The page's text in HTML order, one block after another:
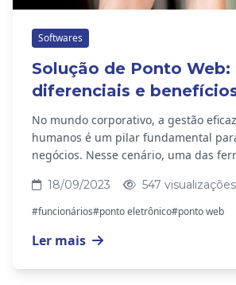
Softwares
Solução de Ponto Web:
diferenciais e
software
No mundo corporativo, a gestão
humanos é um pilar fundamental
negócios. Nesse cenário, uma das
18/09/2023 547 visualizações
#funcionários#ponto eletrônico#ponto web
Ler mais